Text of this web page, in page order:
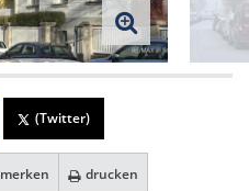
(Twitter)
merken drucken